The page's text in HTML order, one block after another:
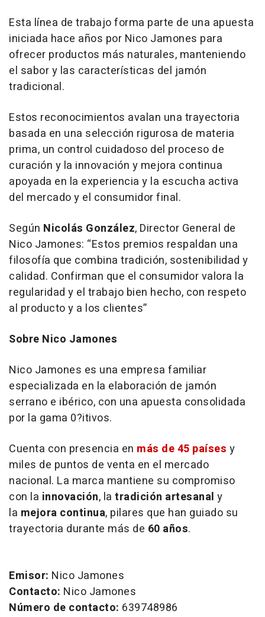
Esta línea de trabajo forma parte de una apuesta
iniciada hace años por Nico Jamones para
ofrecer productos más naturales, manteniendo
el sabor y las características del jamón
tradicional.
Estos reconocimientos avalan una trayectoria
basada en una selección rigurosa de materia
prima, un control cuidadoso del proceso de
curación y la innovación y mejora continua
apoyada en la experiencia y la escucha activa
del mercado y el consumidor final.
Según Nicolás González, Director General de
Nico Jamones: “Estos premios respaldan una
filosofía que combina tradición, sostenibilidad y
calidad. Confirman que el consumidor valora la
regularidad y el trabajo bien hecho, con respeto
al producto y a los clientes”
Sobre Nico Jamones
Nico Jamones es una empresa familiar
especializada en la elaboración de jamón
serrano e ibérico, con una apuesta consolidada
por la gama 0?itivos.
Cuenta con presencia en más de 45 países y
miles de puntos de venta en el mercado
nacional. La marca mantiene su compromiso
con la innovación, la tradición artesanal y
la mejora continua, pilares que han guiado su
trayectoria durante más de 60 años.
Emisor: Nico Jamones
Contacto: Nico Jamones
Número de contacto: 639748986